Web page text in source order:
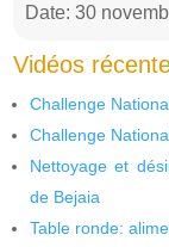
Date: 30
Vidéos
Challenge
Challenge
Nettoyage et
de Bejaia
Table ronde: